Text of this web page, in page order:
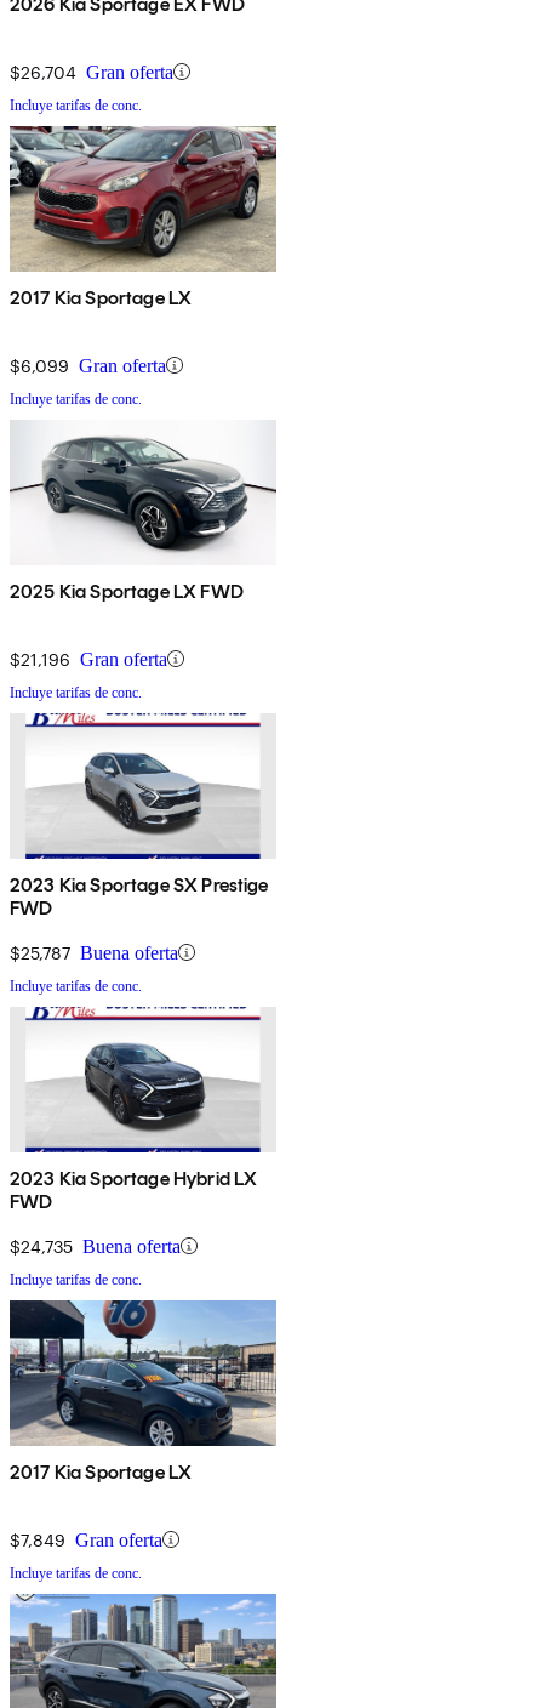
$26,704 Gran oferta
Incluye tarifas de conc.
2017 Kia Sportage LX
$6,099 Gran oferta
Incluye tarifas de conc.
2025 Kia Sportage LX FWD
$21,196 Gran oferta
Incluye tarifas de conc.
2023 Kia Sportage SX Prestige
FWD
$25,787 Buena oferta
Incluye tarifas de conc.
2023 Kia Sportage Hybrid LX
FWD
$24,735 Buena oferta
Incluye tarifas de conc.
2017 Kia Sportage LX
$7,849 Gran oferta
Incluye tarifas de conc.